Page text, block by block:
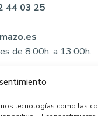
tecnologías como las
44 03 25
de 8:00h. a 13:00h.